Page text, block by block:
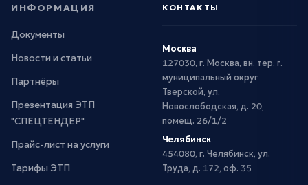
ИНФОРМАЦИЯ
Документы
Новости и статьи
Партнёры
Презентация ЭТП
"СПЕЦТЕНДЕР"
Прайс-лист на услуги
Тарифы ЭТП
КОНТАКТЫ
Москва
127030, г. Москва, вн. тер. г.
муниципальный округ
Тверской, ул.
Новослободская, д. 20,
помещ. 26/1/2
Челябинск
454080, г. Челябинск, ул.
Труда, д. 172, оф. 35